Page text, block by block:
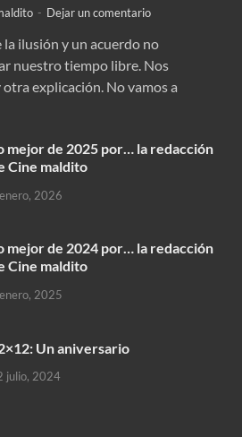
- Dejar un comentario
ilusión y un acuerdo no
nuestro tiempo libre. Nos
explicación. No vamos a
mejor de 2025 por… la redacción
Cine maldito
2026
mejor de 2024 por… la redacción
Cine maldito
2025
Un aniversario
julio, 2024